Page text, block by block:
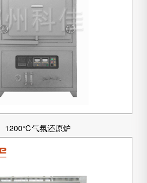
1200℃气氛还原炉